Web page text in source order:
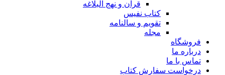
قرآن و نهج البلاغه
کتاب نفیس
تقویم و سالنامه
مجله
فروشگاه
درباره ما
تماس با ما
درخواست سفارش کتاب